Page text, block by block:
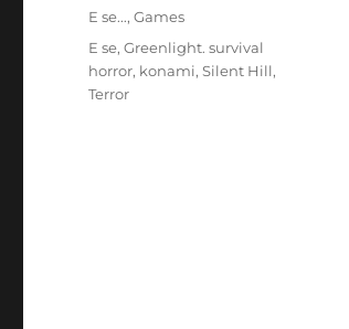
Categorias
E se...,Games
Tags
E se,Greenlight. survival
horror, konami,Silent Hill,
Terror